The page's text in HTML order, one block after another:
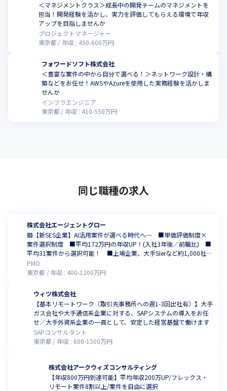
＜マネジメントクラス＞成長中の開発チームのマネジメントを
担当！開発経験を活かし、実力を評価してもらえる環境で年収
アップを目指しませんか
プロジェクトマネージャー
東京都
年収 : 450-600万円
フォワードソフト株式会社
＜豊富な案件の中から自分で選べる！＞ネットワーク設計・構
築などをお任せ！AWSやAzureを使用した実務経験を活かしま
せんか
インフラエンジニア
東京都
年収 : 410-550万円
同じ職種の求人
株式会社エージェントグロー
🟥【新SES企業】AI活用案件が選べる時代へ─ ■単価評価制度×
案件選択制度 ■平均172万円の年収UP！(入社3年後／前職比) ■
平均31案件から選択可能！ ■上場企業、大手SIerなど約1,000社と
取引！ ■厚労省認定のホワイト企業！（残業平均7.1h、有給消化
率83%、年間休暇実績139日以上）
PMO
東京都
年収 : 400-1200万円
ウィツ株式会社
【基本リモートワーク（取引先事務所への週1-3回出社有）】大手
ガス会社や大手通信系企業に対する、SAPシステムの導入をお任
せ／大手外資系企業の一員として、安定した経営基盤で働けます
SAPコンサルタント
東京都
年収 : 600-1500万円
株式会社アークウィズコンサルティング
【年収800万円到達可能】平均年収200万UP/フレックス・
リモート案件8割以上/案件を自由に選択